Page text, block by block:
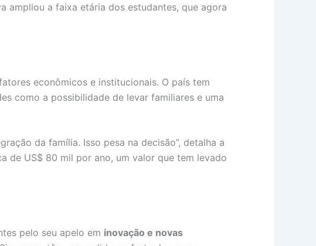
ampliou a faixa etária dos estudantes, que agora
econômicos e institucionais. O país tem
como a possibilidade de levar familiares e uma
da família. Isso pesa na decisão”, detalha a
de US$ 80 mil por ano, um valor que tem levado
pelo seu apelo em inovação e novas